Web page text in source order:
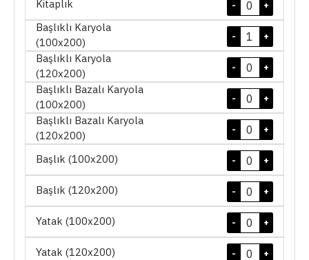
Kitaplık +
-
Başlıklı Karyola
(100x200)
+
-
Başlıklı Karyola
(120x200)
+
-
Başlıklı Bazalı Karyola
(100x200)
+
-
Başlıklı Bazalı Karyola
(120x200)
+
-
Başlık (100x200) +
-
Başlık (120x200) +
-
Yatak (100x200) +
-
Yatak (120x200) +
-